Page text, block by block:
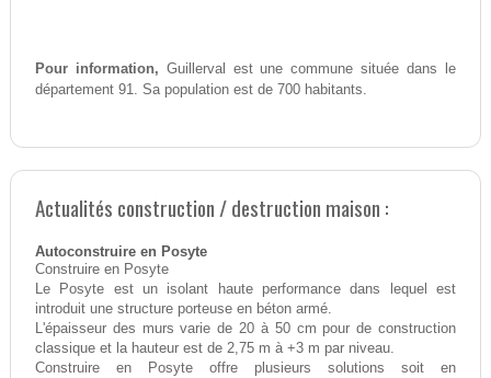
Pour information, Guillerval est une commune située dans le
département 91. Sa population est de 700 habitants.
Actualités construction / destruction maison :
Autoconstruire en Posyte
Construire en Posyte
Le Posyte est un isolant haute performance dans lequel est
introduit une structure porteuse en béton armé.
L'épaisseur des murs varie de 20 à 50 cm pour de construction
classique et la hauteur est de 2,75 m à +3 m par niveau.
Construire en Posyte offre plusieurs solutions soit en